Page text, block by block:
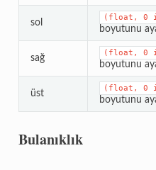
sol (float, 0
boyutunu
sağ (float, 0
boyutunu
üst (float, 0
boyutunu
Bulanıklık